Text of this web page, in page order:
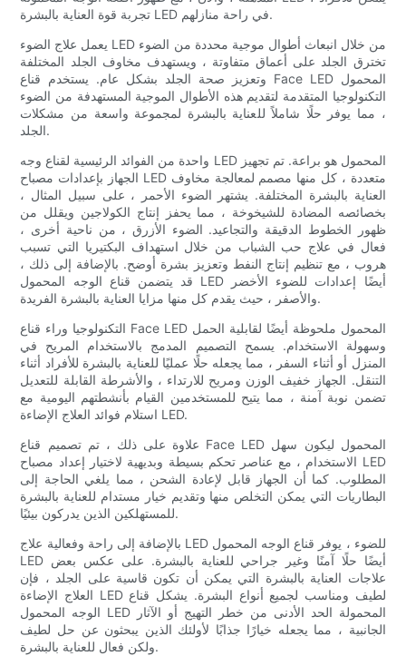
تجربة قوة العناية بالبشرة LED في راحة منازلهم.
يعمل علاج الضوء LED من خلال انبعاث أطوال موجية محددة من الضوء
تخترق الجلد على أعماق متفاوتة ، ويستهدف مخاوف الجلد المختلفة
وتعزيز صحة الجلد بشكل عام. يستخدم قناع Face LED المحمول
التكنولوجيا المتقدمة لتقديم هذه الأطوال الموجية المستهدفة من الضوء
، مما يوفر حلًا شاملاً للعناية بالبشرة لمجموعة واسعة من مشكلات
الجلد.
واحدة من الفوائد الرئيسية لقناع وجه LED المحمول هو براعة. تم تجهيز
الجهاز بإعدادات مصباح LED متعددة ، كل منها مصمم لمعالجة مخاوف
العناية بالبشرة المختلفة. يشتهر الضوء الأحمر ، على سبيل المثال ،
بخصائصه المضادة للشيخوخة ، مما يحفز إنتاج الكولاجين ويقلل من
ظهور الخطوط الدقيقة والتجاعيد. الضوء الأزرق ، من ناحية أخرى ،
فعال في علاج حب الشباب من خلال استهداف البكتيريا التي تسبب
هروب ، مع تنظيم إنتاج النفط وتعزيز بشرة أوضح. بالإضافة إلى ذلك ،
قد يتضمن قناع الوجه المحمول LED أيضًا إعدادات للضوء الأخضر
والأصفر ، حيث يقدم كل منها مزايا العناية بالبشرة الفريدة.
التكنولوجيا وراء قناع Face LED المحمول ملحوظة أيضًا لقابلية الحمل
وسهولة الاستخدام. يسمح التصميم المدمج بالاستخدام المريح في
المنزل أو أثناء السفر ، مما يجعله حلًا عمليًا للعناية بالبشرة للأفراد أثناء
التنقل. الجهاز خفيف الوزن ومريح للارتداء ، والأشرطة القابلة للتعديل
تضمن نوبة آمنة ، مما يتيح للمستخدمين القيام بأنشطتهم اليومية مع
استلام فوائد العلاج الإضاءة LED.
علاوة على ذلك ، تم تصميم قناع Face LED المحمول ليكون سهل
الاستخدام ، مع عناصر تحكم بسيطة وبديهية لاختيار إعداد مصباح LED
المطلوب. كما أن الجهاز قابل لإعادة الشحن ، مما يلغي الحاجة إلى
البطاريات التي يمكن التخلص منها وتقديم خيار مستدام للعناية بالبشرة
للمستهلكين الذين يدركون بيئيًا.
بالإضافة إلى راحة وفعالية علاج LED للضوء ، يوفر قناع الوجه المحمول
LED أيضًا حلًا آمنًا وغير جراحي للعناية بالبشرة. على عكس بعض
علاجات العناية بالبشرة التي يمكن أن تكون قاسية على الجلد ، فإن
العلاج الإضاءة LED لطيف ومناسب لجميع أنواع البشرة. يشكل قناع
الوجه المحمول LED المحمولة الحد الأدنى من خطر التهيج أو الآثار
الجانبية ، مما يجعله خيارًا جذابًا لأولئك الذين يبحثون عن حل لطيف
ولكن فعال للعناية بالبشرة.